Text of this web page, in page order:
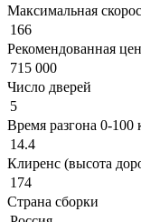
Максимальная
166
Рекомендованная
715 000
Число дверей
5
Время разгона 0-100
14.4
Клиренс (высота
174
Страна сборки